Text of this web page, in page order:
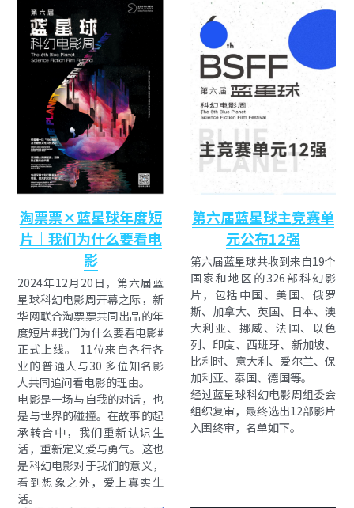
淘票票×蓝星球年度短
片｜我们为什么要看电
影
2024年12月20日，第六届蓝
星球科幻电影周开幕之际，新
华网联合淘票票共同出品的年
度短片#我们为什么要看电影#
正式上线。 11位来自各行各
业的普通人与30 多位知名影
人共同追问看电影的理由。
电影是一场与自我的对话，也
是与世界的碰撞。在故事的起
承转合中，我们重新认识生
活，重新定义爱与勇气。这也
是科幻电影对于我们的意义，
看到想象之外，爱上真实生
活。
第六届蓝星球主竞赛单
元公布12强
第六届蓝星球共收到来自19个
国家和地区的326部科幻影
片，包括中国、美国、俄罗
斯、加拿大、英国、日本、澳
大利亚、挪威、法国、以色
列、印度、西班牙、新加坡、
比利时、意大利、爱尔兰、保
加利亚、泰国、德国等。
经过蓝星球科幻电影周组委会
组织复审，最终选出12部影片
入围终审，名单如下。